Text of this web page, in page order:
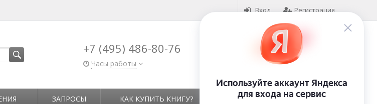
Вход Регистрация
+7 (495) 486-80-76
Часы работы
Корзина ( 0)
на сумму0₽
ЗАПРОСЫ КАК КУПИТЬ КНИГУ? КОНТАКТЫ ОТЗЫВЫ